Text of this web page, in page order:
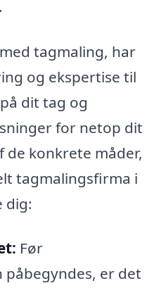
tagmaling, har
og ekspertise til
dit tag og
for netop dit
de konkrete måder,
tagmalingsfirma i
dig:
Før
er det